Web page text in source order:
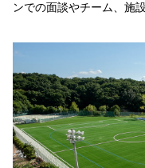
ンでの面談やチーム、施